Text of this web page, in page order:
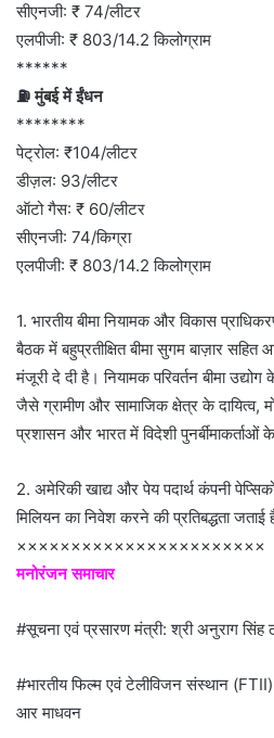
सीएनजी: ₹ 74/लीटर
एलपीजी: ₹ 803/14.2 किलोग्राम
******
⛽ मुंबई में ईंधन
********
पेट्रोल: ₹104/लीटर
डीज़ल: 93/लीटर
ऑटो गैस: ₹ 60/लीटर
सीएनजी: 74/किग्रा
एलपीजी: ₹ 803/14.2 किलोग्राम
1. भारतीय बीमा नियामक और विकास
बैठक में बहुप्रतीक्षित बीमा सुगम बाज़ार सहित
मंजूरी दे दी है। नियामक परिवर्तन बीमा
जैसे ग्रामीण और सामाजिक क्षेत्र के दायित्व,
प्रशासन और भारत में विदेशी पुनर्बीमाकर्ताओं
2. अमेरिकी खाद्य और पेय पदार्थ कंपनी
मिलियन का निवेश करने की प्रतिबद्धता जताई
×××××××××××××××××××××××
मनोरंजन समाचार
#सूचना एवं प्रसारण मंत्री: श्री अनुराग सिंह
#भारतीय फिल्म एवं टेलीविजन संस्थान
आर माधवन